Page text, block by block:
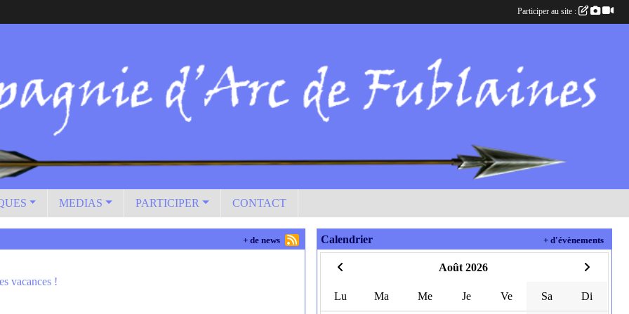
MEDIAS PARTICIPER CONTACT
vacances !
+ de news Calendrier
Août 2026
Lu Ma Me Je Ve Sa Di
+ d'évènements
Participer au site :